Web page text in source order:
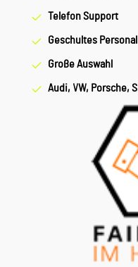
Telefon Support
Geschultes Personal
Große Auswahl
Audi, VW, Porsche,